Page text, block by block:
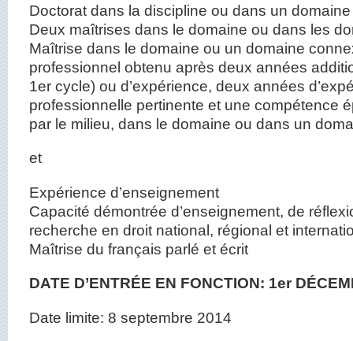
Doctorat dans la discipline ou dans un
Deux maîtrises dans le domaine ou dans les
Maîtrise dans le domaine ou un domaine
professionnel obtenu après deux années
1er cycle) ou d’expérience, deux années
professionnelle pertinente et une compétence
par le milieu, dans le domaine ou dans un
et
Expérience d’enseignement
Capacité démontrée d’enseignement, de
recherche en droit national, régional et
Maîtrise du français parlé et écrit
DATE D’ENTRÉE EN FONCTION: 1er
Date limite: 8 septembre 2014